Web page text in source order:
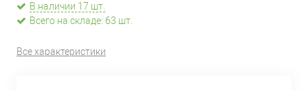
В наличии 17 шт.
Всего на складе: 63 шт.
Все характеристики